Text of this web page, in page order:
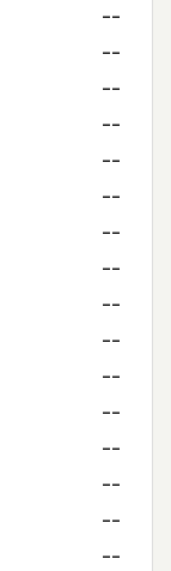
--
--
--
--
--
--
--
--
--
--
--
--
--
--
--
--